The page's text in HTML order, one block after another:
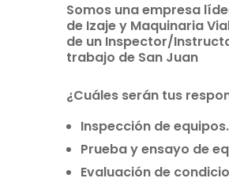
Somos una empresa
de Izaje y Maquinaria
de un Inspector/
trabajo de San Juan
¿Cuáles serán tus
Inspección de equipos.
Prueba y ensayo de
Evaluación de